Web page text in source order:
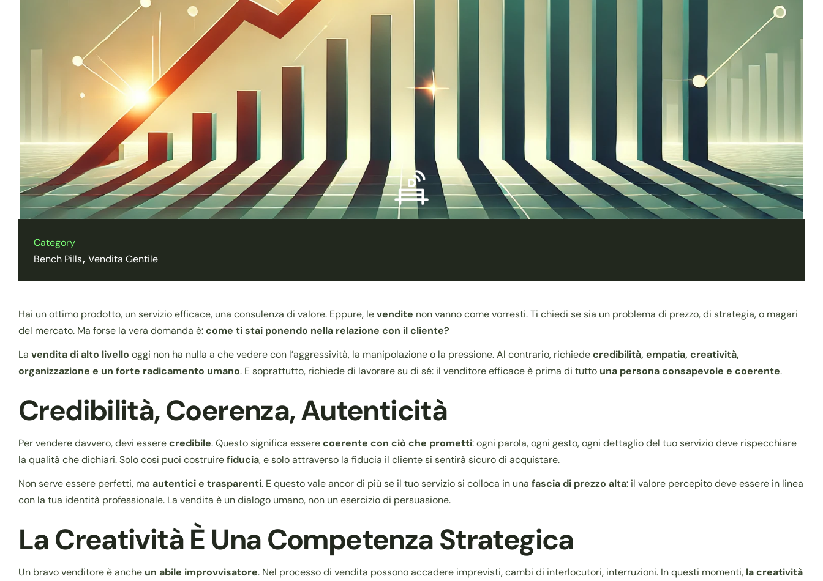
Category
Bench Pills Vendita Gentile
Hai un ottimo prodotto, un servizio efficace, una consulenza di valore. Eppure, levendite non vanno come vorresti. Ti chiedi se sia un problema di prezzo, di strategia, o magari
del mercato. Ma forse la vera domanda è:come ti stai ponendo nella relazione con il cliente?
La vendita di alto livello oggi non ha nulla a che vedere con l’aggressività, la manipolazione o la pressione. Al contrario, richiedecredibilità, empatia, creatività,
organizzazione e un forte radicamento umano. E soprattutto, richiede di lavorare su di sé: il venditore efficace è prima di tutto una persona consapevole e coerente.
Credibilità, Coerenza, Autenticità
Per vendere davvero, devi esserecredibile. Questo significa esserecoerente con ciò che prometti: ogni parola, ogni gesto, ogni dettaglio del tuo servizio deve rispecchiare
la qualità che dichiari. Solo così puoi costruirefiducia, e solo attraverso la fiducia il cliente si sentirà sicuro di acquistare.
Non serve essere perfetti, ma autentici e trasparenti. E questo vale ancor di più se il tuo servizio si colloca in una fascia di prezzo alta: il valore percepito deve essere in linea
con la tua identità professionale. La vendita è un dialogo umano, non un esercizio di persuasione.
La Creatività È Una Competenza Strategica
Un bravo venditore è anche un abile improvvisatore. Nel processo di vendita possono accadere imprevisti, cambi di interlocutori, interruzioni. In questi momenti, la creatività